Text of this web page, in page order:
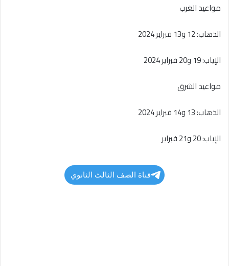
مواعيد الغرب
الذهاب: 12 و13 فبراير 2024
الإياب: 19 و20 فبراير 2024
مواعيد الشرق
الذهاب: 13 و14 فبراير 2024
الإياب: 20 و21 فبراير
قناة الصف الثالث الثانوي